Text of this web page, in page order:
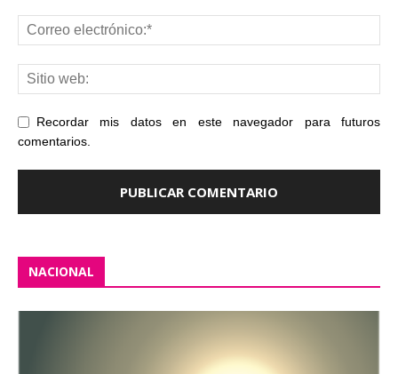
Recordar mis datos en este navegador para futuros
comentarios.
NACIONAL